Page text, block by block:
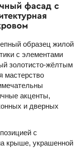
фасад с
образец жилой
с элементами
золотисто-жёлтым
мастерство
акценты,
и дверных
с
крыше, украшенной